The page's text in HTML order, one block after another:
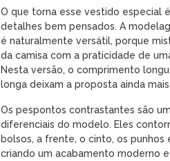
O que torna esse vestido especial
detalhes bem pensados. A
é naturalmente versátil, porque
da camisa com a praticidade de
Nesta versão, o comprimento
longa deixam a proposta ainda
Os pespontos contrastantes são
diferenciais do modelo. Eles
bolsos, a frente, o cinto, os punhos
criando um acabamento moderno